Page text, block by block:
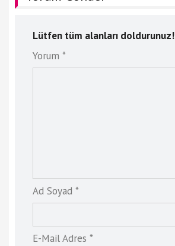
Lütfen tüm alanları doldurunuz!
Yorum *
Ad Soyad *
E-Mail Adres *